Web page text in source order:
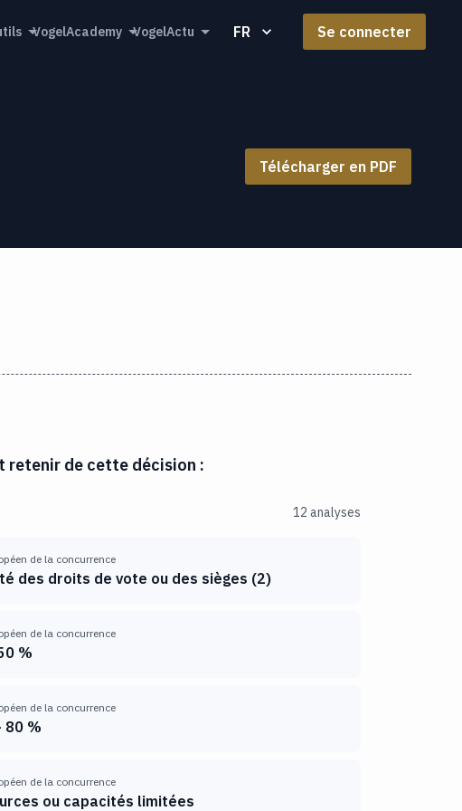
VogelAcademy VogelActu FR Se connecter
Télécharger en PDF
retenir de cette décision :
12 analyses
de la concurrence
des droits de vote ou des sièges (2)
de la concurrence
%
de la concurrence
80 %
de la concurrence
ou capacités limitées